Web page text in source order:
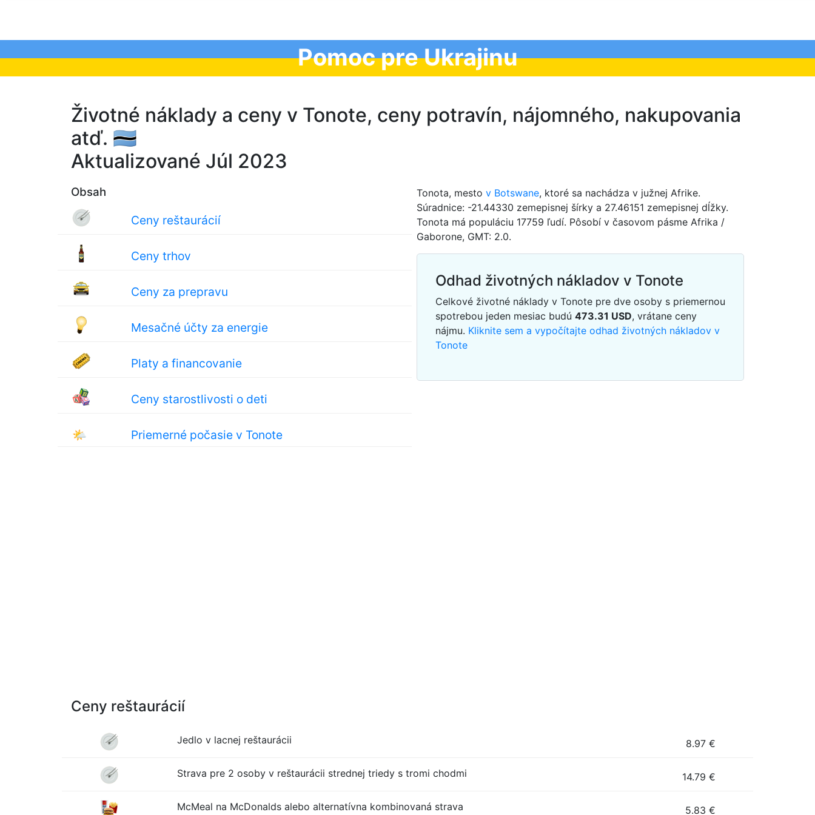
Pomoc pre Ukrajinu
Životné náklady a ceny v Tonote, ceny potravín, nájomného, nakupovania
atď. 🇧🇼
Aktualizované Júl 2023
Obsah
Ceny reštaurácií
Ceny trhov
Ceny za prepravu
Mesačné účty za energie
Platy a financovanie
Ceny starostlivosti o deti
🌤 Priemerné počasie v Tonote
Tonota, mesto v Botswane, ktoré sa nachádza v južnej Afrike.
Súradnice: -21.44330 zemepisnej šírky a 27.46151 zemepisnej dĺžky.
Tonota má populáciu 17759 ľudí. Pôsobí v časovom pásme Afrika /
Gaborone, GMT: 2.0.
Odhad životných nákladov v Tonote
Celkové životné náklady v Tonote pre dve osoby s priemernou
spotrebou jeden mesiac budú 473.31 USD, vrátane ceny
nájmu. Kliknite sem a vypočítajte odhad životných nákladov v
Tonote
Ceny reštaurácií
Jedlo v lacnej reštaurácii 8.97 €
Strava pre 2 osoby v reštaurácii strednej triedy s tromi chodmi 14.79 €
McMeal na McDonalds alebo alternatívna kombinovaná strava 5.83 €